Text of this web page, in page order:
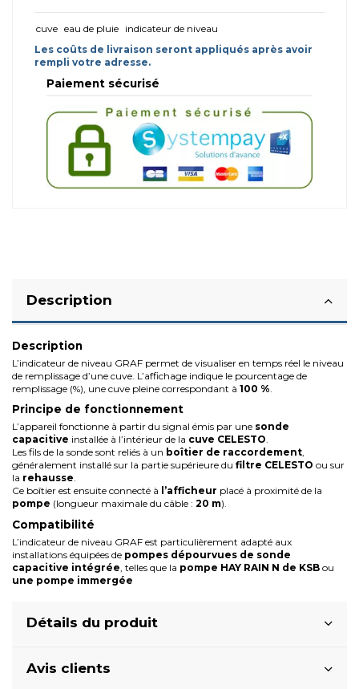
cuve eau de pluie indicateur de niveau
Les coûts de livraison seront appliqués après avoir
rempli votre adresse.
Paiement sécurisé
Description
Description
L’indicateur de niveau GRAF permet de visualiser en temps réel le niveau
de remplissage d’une cuve. L’affichage indique le pourcentage de
remplissage (%), une cuve pleine correspondant à 100 %
Principe de fonctionnement
L’appareil fonctionne à partir du signal émis par une sonde
capacitive installée à l’intérieur de la cuve CELESTO.
Les fils de la sonde sont reliés à un boîtier de raccordement,
généralement installé sur la partie supérieure du filtre CELESTO ou sur
la rehausse.
Ce boîtier est ensuite connecté à l’afficheur placé à proximité de la
pompe (longueur maximale du câble : 20 m).
Compatibilité
L’indicateur de niveau GRAF est particulièrement adapté aux
installations équipées de pompes dépourvues de sonde
capacitive intégrée , telles que la pompe HAY RAIN N de KSB ou
une pompe immergée
Détails du produit
Avis clients